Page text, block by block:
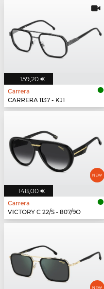
159,20 €
Carrera
CARRERA 1137 - KJ1
148,00 €
Carrera
VICTORY C 22/S - 807/9O